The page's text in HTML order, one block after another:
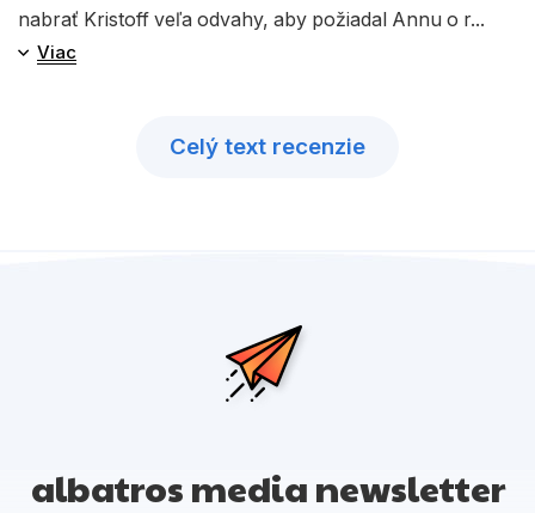
nabrať Kristoff veľa odvahy, aby požiadal Annu o r...
Viac
Celý text recenzie
albatros media newsletter